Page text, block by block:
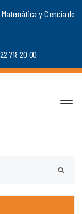
Matemática y Ciencia de
718 20 00